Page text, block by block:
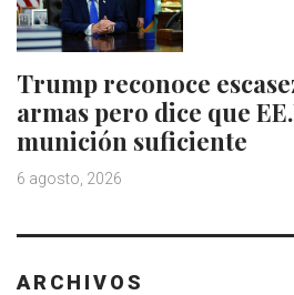
Trump reconoce
armas pero dice que
munición suficiente
6 agosto, 2026
ARCHIVOS